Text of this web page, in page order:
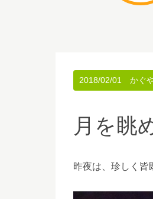
2018/02/01 かぐ
月を眺
昨夜は、珍しく皆